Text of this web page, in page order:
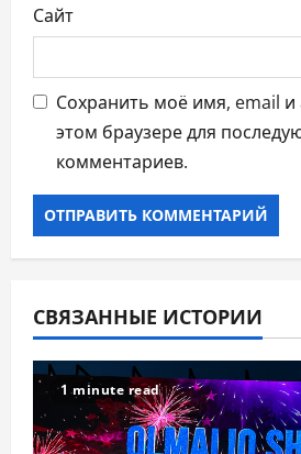
Сайт
Сохранить моё имя, email и
этом браузере для
комментариев.
СВЯЗАННЫЕ ИСТОРИИ
1 minute read